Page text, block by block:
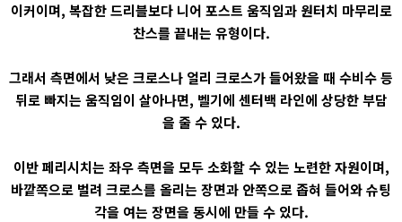
이커이며, 복잡한 드리블보다 니어 포스트 움직임과 원터치 마무리로
찬스를 끝내는 유형이다.
그래서 측면에서 낮은 크로스나 얼리 크로스가 들어왔을 때 수비수 등
뒤로 빠지는 움직임이 살아나면, 벨기에 센터백 라인에 상당한 부담
을 줄 수 있다.
이반 페리시치는 좌우 측면을 모두 소화할 수 있는 노련한 자원이며,
바깥쪽으로 벌려 크로스를 올리는 장면과 안쪽으로 좁혀 들어와 슈팅
각을 여는 장면을 동시에 만들 수 있다.